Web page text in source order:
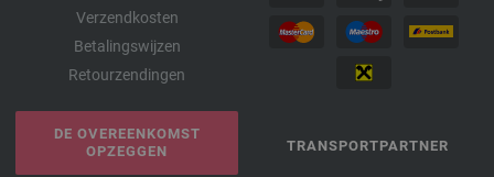
Verzendkosten
Betalingswijzen
Retourzendingen
DE OVEREENKOMST
OPZEGGEN
TRANSPORTPARTNER